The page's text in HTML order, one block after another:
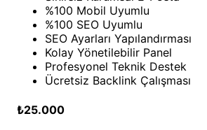
%100 Mobil Uyumlu
%100 SEO Uyumlu
SEO Ayarları Yapılandırması
Kolay Yönetilebilir Panel
Profesyonel Teknik Destek
Ücretsiz Backlink Çalışması
₺25.000